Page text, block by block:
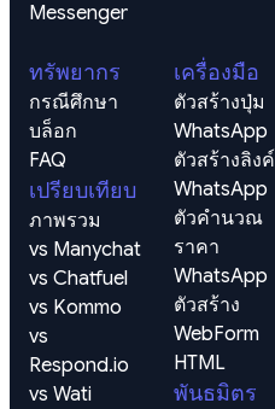
Messenger
ทรัพยากร
กรณีศึกษา
บล็อก
FAQ
เปรียบเทียบ
ภาพรวม
vs Manychat
vs Chatfuel
vs Kommo
vs
Respond.io
vs Wati
เครื่องมือ
ตัวสร้างปุ่ม
WhatsApp
ตัวสร้างลิงค์
WhatsApp
ตัวคำนวณ
ราคา
WhatsApp
ตัวสร้าง
WebForm
HTML
พันธมิตร